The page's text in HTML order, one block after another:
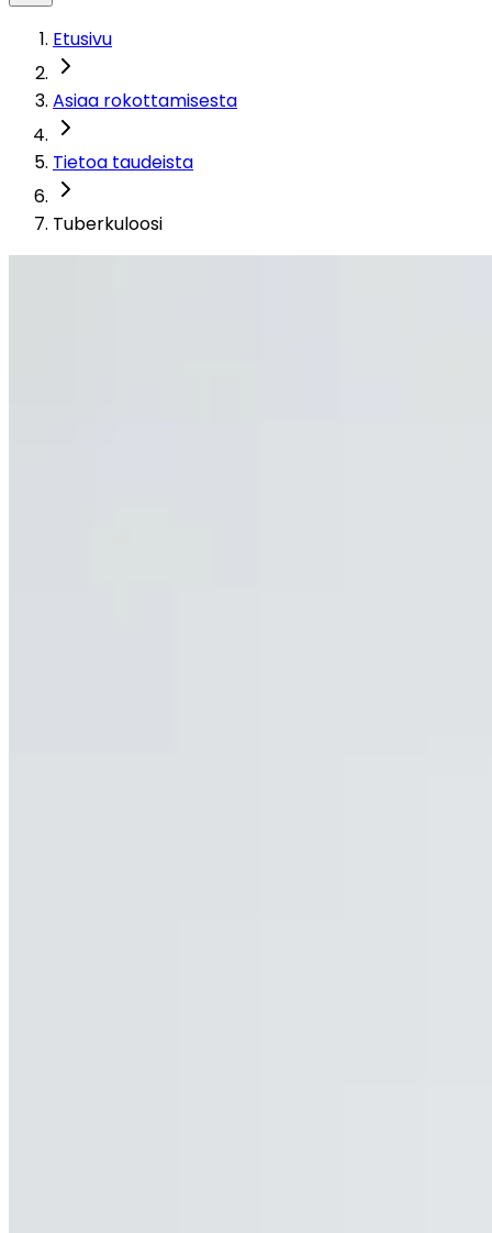
Etusivu
Asiaa rokottamisesta
Tietoa taudeista
Tuberkuloosi